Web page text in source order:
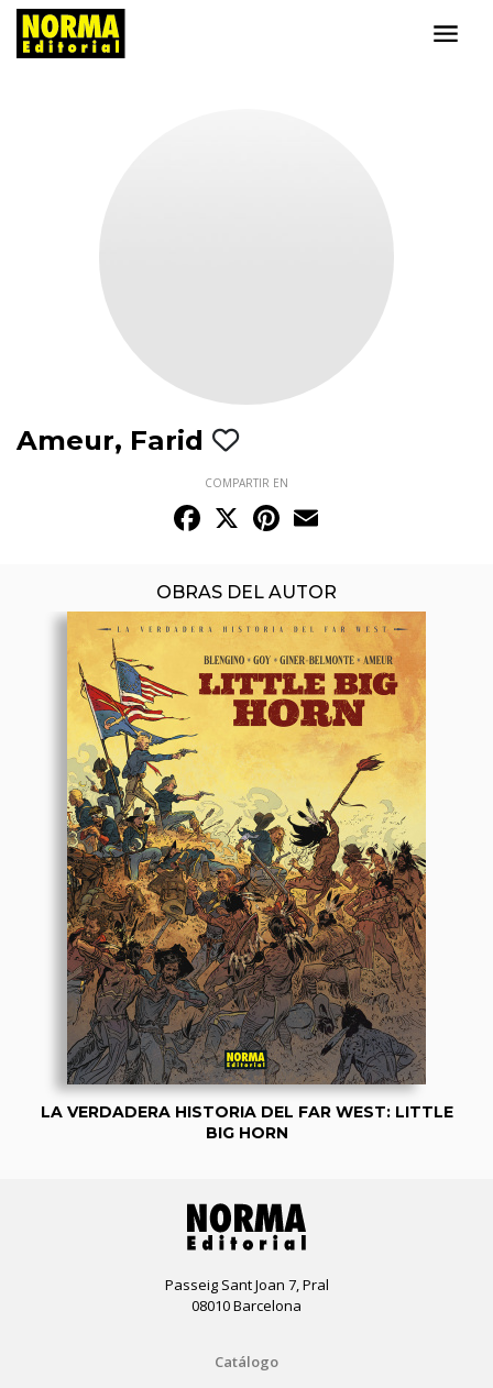
Ameur, Farid
COMPARTIR EN
Facebook
X Pinterest
OBRAS DEL AUTOR
LA VERDADERA HISTORIA DEL FAR WEST: LITTLE
BIG HORN
Passeig Sant Joan 7, Pral
08010 Barcelona
Catálogo